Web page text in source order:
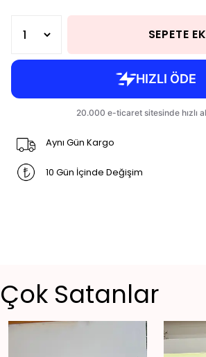
SEPETE
Aynı Gün Kargo
10 Gün İçinde Değişim
Çok Satanlar